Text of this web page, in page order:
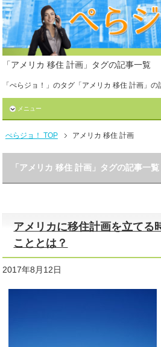
「アメリカ 移住 計画」タグの記事一覧
「ぺらジョ！」のタグ「アメリカ 移住 計画」
メニュー
ぺらジョ！ TOP アメリカ 移住 計画
「アメリカ 移住 計画」タグの記事一覧
アメリカに移住計画を立てる
こととは？
2017年8月12日